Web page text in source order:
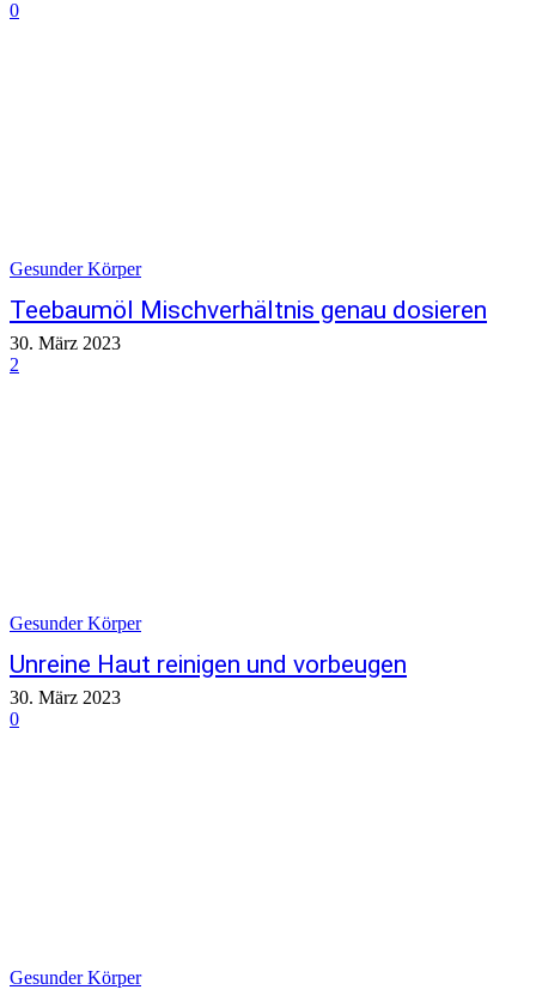
0
Gesunder Körper
Teebaumöl Mischverhältnis genau dosieren
30. März 2023
2
Gesunder Körper
Unreine Haut reinigen und vorbeugen
30. März 2023
0
Gesunder Körper